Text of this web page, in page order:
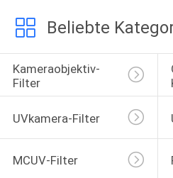
Beliebte
Kameraobjektiv-
Filter
UVkamera-Filter
MCUV-Filter